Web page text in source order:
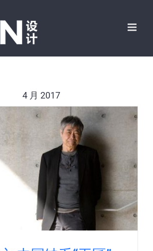
4 月 2017